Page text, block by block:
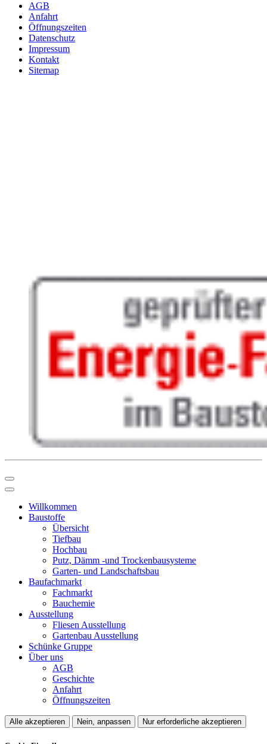
AGB
Anfahrt
Öffnungszeiten
Datenschutz
Impressum
Kontakt
Sitemap
Willkommen
Baustoffe
Übersicht
Tiefbau
Hochbau
Putz, Dämm -und Trockenbausysteme
Garten- und Landschaftsbau
Baufachmarkt
Fachmarkt
Bauchemie
Ausstellung
Fliesen Ausstellung
Gartenbau Ausstellung
Schünke Gruppe
Über uns
AGB
Geschichte
Anfahrt
Öffnungszeiten
Alle akzeptieren Nein, anpassen Nur erforderliche akzeptieren